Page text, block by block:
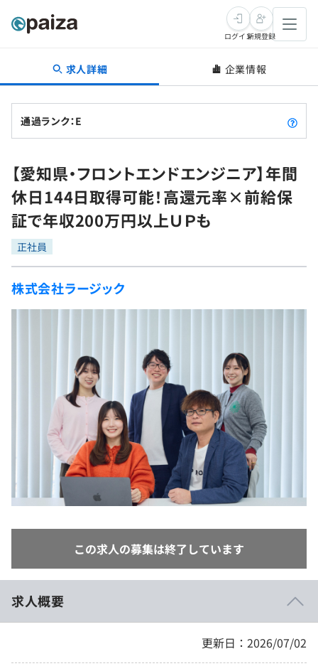
転職・キャリア
転職成功ガイド
転職エージェント
インタビュー
転職成功ガイド
新卒就活
求人検索
本選考
インターン
新卒エージェント
イベント・セミナー
就活成功ガイド
学習
問題集
4択課題
個人向けプラン
法人向けプラン
学校向けプラン
プログラミング言語
ゲーム・マンガ
Tech Team Journal
paizaとは？
ログイン新規登録
求人詳細 企業情報
通過ランク：E
【愛知県・フロントエンドエンジニア】年間
休日144日取得可能！高還元率×前給保
証で年収200万円以上ＵＰも
正社員
株式会社ラージック
この求人の募集は終了しています
求人概要
更新日：2026/07/02